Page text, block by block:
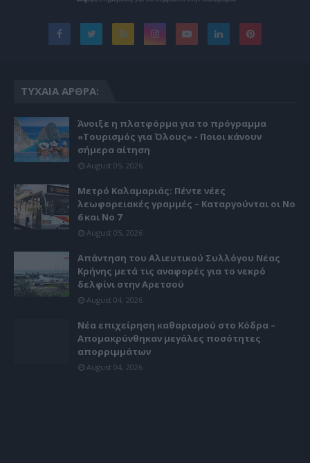
ΤΥΧΑΊΑ ΆΡΘΡΑ:
Άνοιξε η πλατφόρμα για το πρόγραμμα
«Τουρισμός για Όλους» - Ποιοι κάνουν
σήμερα αίτηση
August 05, 2026
Μετρό Καλαμαριάς: Πέντε νέες
λεωφορειακές γραμμές – Καταργούνται οι Νο
6 και Νο 7
August 05, 2026
Απάντηση του Αλιευτικού Συλλόγου Νέας
Κρήνης μετά τις αναφορές για το νεκρό
δελφίνι στην Αρετσού
August 04, 2026
Νέα επιχείρηση καθαρισμού στο Κόδρα –
Απομακρύνθηκαν μεγάλες ποσότητες
απορριμμάτων
August 04, 2026